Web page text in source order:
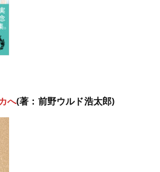
へ(著：前野ウルド浩太郎)